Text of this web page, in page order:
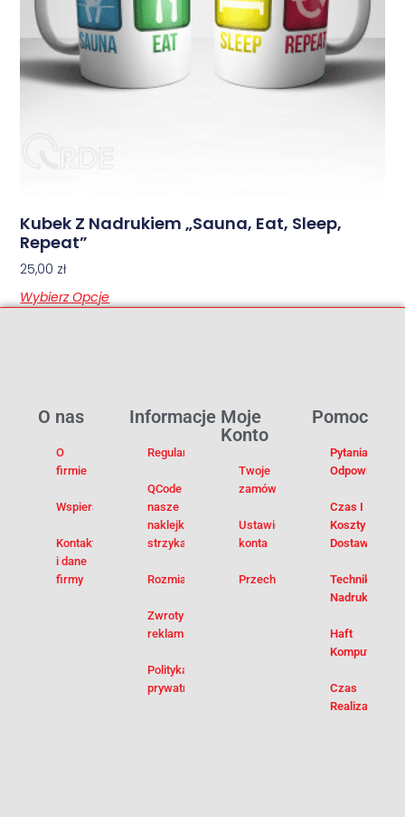
Kubek Z Nadrukiem „Sauna, Eat, Sleep,
Repeat”
25,00 zł
Wybierz Opcje
Pomoc
Pytania I
Odpowiedzi
Czas I
Koszty
Dostawy
Techniki
Nadruku
Haft
Komputerowy
Czas
Realizacji
Moje
Konto
Twoje
zamówienia
Ustawienia
konta
Przechowalnia
Informacje
Regulamin
QCode –
nasze
naklejki na
strzykawki
Rozmiarówka
Zwroty i
reklamacje
Polityka
prywatności
O nas
O
firmie
Wspieramy
Kontakt
i dane
firmy